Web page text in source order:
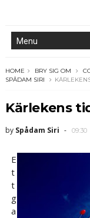
HOME BRY SIG OM
SPÅDAM SIRI
Kärlekens
by Spådam Siri 09:30
E
t
t
g
a